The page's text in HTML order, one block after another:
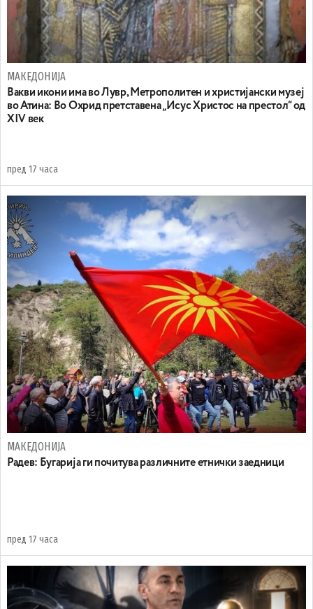
МАКЕДОНИЈА
Вакви икони има во Лувр, Метрополитен и христијански музеј
во Атина: Во Охрид претставена „Исус Христос на престол“ од
XIV век
пред 17 часа
МАКЕДОНИЈА
Радев: Бугарија ги почитува различните етнички заедници
пред 17 часа